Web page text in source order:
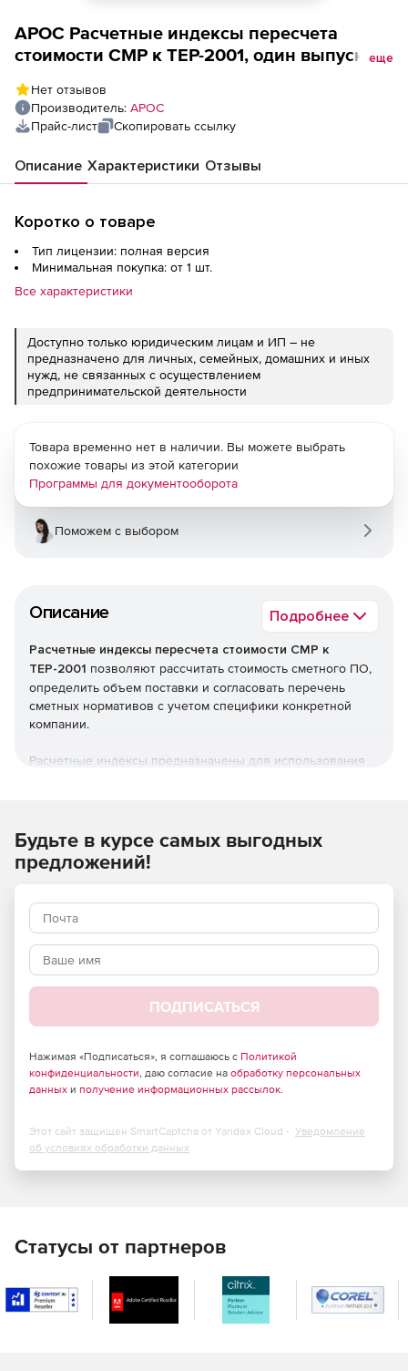
АРОС Расчетные индексы пересчета
стоимости СМР к ТЕР-2001, один выпуск
Краснодарский край 2-е и последующие
рабочие места
еще
Нет отзывов
Производитель: АРОС
Прайс-лист
Скопировать ссылку
Описание Характеристики Отзывы
Коротко о товаре
Тип лицензии: полная версия
Минимальная покупка: от 1 шт.
Все характеристики
Доступно только юридическим лицам и ИП – не
предназначено для личных, семейных, домашних и иных
нужд, не связанных с осуществлением
предпринимательской деятельности
Описание Подробнее
Расчетные индексы пересчета стоимости СМР к
ТЕР-2001 позволяют рассчитать стоимость сметного ПО,
определить объем поставки и согласовать перечень
сметных нормативов с учетом специфики конкретной
компании.
Расчетные индексы предназначены для использования
финансируемых из бюджета или с его участием, а также
из приравненных к бюджетным источникам фондов.
Расчетные индексы применяются инвесторами и
заказчиками независимо от их ведомственной
принадлежности и форм собственности.
Товара временно нет в наличии. Вы можете выбрать
похожие товары из этой категории
Программы для документооборота
Поможем с выбором
Будьте в курсе самых выгодных
предложений!
ПОДПИСАТЬСЯ
Нажимая «Подписаться», я соглашаюсь с Политикой
конфиденциальности, даю согласие на обработку персональных
данных и получение информационных рассылок.
Этот сайт защищен SmartCaptcha от Yandex Cloud - Уведомление
об условиях обработки данных
Статусы от партнеров